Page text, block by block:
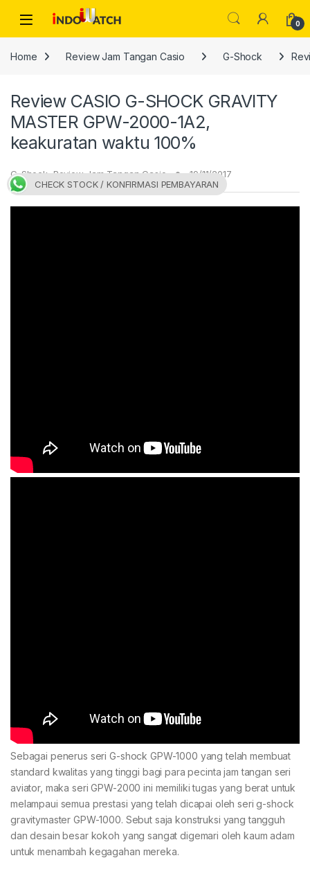
Open 0
Home Review Jam Tangan Casio G-Shock
Review CASIO G-SHOCK GRAVITY
MASTER GPW-2000-1A2,
keakuratan waktu 100%
G-Shock,Review Jam Tangan Casio 19/11/2017
Sebagai penerus seri G-shock GPW-1000 yang telah membuat
standard kwalitas yang tinggi bagi para pecinta jam tangan seri
aviator, maka seri GPW-2000 ini memiliki tugas yang berat untuk
melampaui semua prestasi yang telah dicapai oleh seri g-shock
gravitymaster GPW-1000. Sebut saja konstruksi yang tangguh
dan desain besar kokoh yang sangat digemari oleh kaum adam
untuk menambah kegagahan mereka.
CHECK STOCK / KONFIRMASI PEMBAYARAN